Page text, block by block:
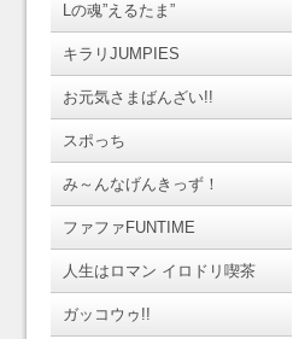
Lの魂”えるたま”
キラリJUMPIES
お元気さまばんざい!!
スポっち
み～んなげんきっず！
ファファFUNTIME
人生はロマン イロドリ喫茶
ガッコウゥ!!